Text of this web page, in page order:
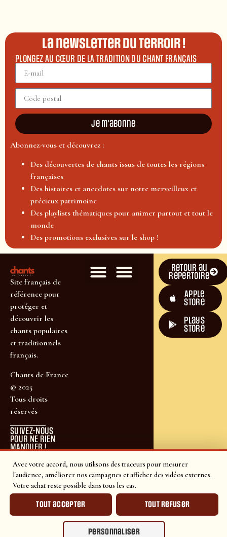
Avec votre accord, nous utilisons des traceurs pour mesurer
l'audience, améliorer nos campagnes et afficher des vidéos externes.
Votre achat reste possible dans tous les cas.
Tout accepter Tout refuser
Personnaliser
La newsletter du terroir !
PLONGEZ AU CŒUR DE LA TRADITION DU CHANT FRANÇAIS
Je m'abonne
Abonnez-vous et découvrez :
Des découvertes de chants issus de toutes les régions
françaises
Des histoires et anecdotes sur notre merveilleux et
précieux patrimoine
Des playlists thématiques pour animer partout et tout le
monde
Des promotions exclusives sur le shop !
Site français de
référence pour
protéger et
découvrir les
chants populaires
et traditionnels
français.
Chants de France
© 2025
Tous droits
réservés
SUIVEZ-NOUS
POUR NE RIEN
MANQUER !
Retour au
répertoire
Apple
Store
plays
store